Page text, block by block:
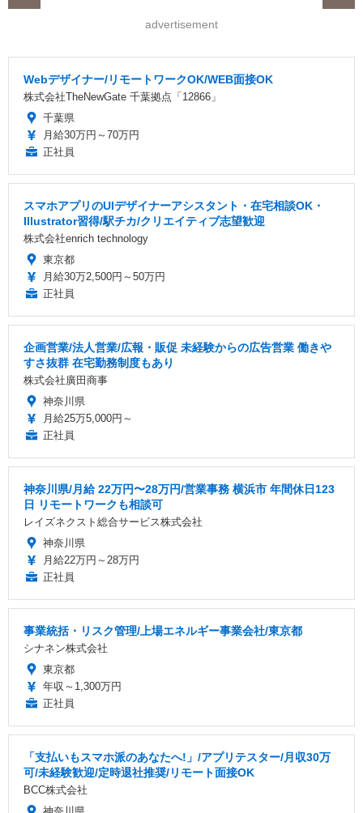
advertisement
Webデザイナー/リモートワークOK/WEB面接OK
株式会社TheNewGate 千葉拠点「12866」
千葉県
月給30万円～70万円
正社員
スマホアプリのUIデザイナーアシスタント・在宅相談OK・
Illustrator習得/駅チカ/クリエイティブ志望歓迎
株式会社enrich technology
東京都
月給30万2,500円～50万円
正社員
企画営業/法人営業/広報・販促 未経験からの広告営業 働きや
すさ抜群 在宅勤務制度もあり
株式会社廣田商事
神奈川県
月給25万5,000円～
正社員
神奈川県/月給 22万円〜28万円/営業事務 横浜市 年間休日123
日 リモートワークも相談可
レイズネクスト総合サービス株式会社
神奈川県
月給22万円～28万円
正社員
事業統括・リスク管理/上場エネルギー事業会社/東京都
シナネン株式会社
東京都
年収～1,300万円
正社員
「支払いもスマホ派のあなたへ!」/アプリテスター/月収30万
可/未経験歓迎/定時退社推奨/リモート面接OK
BCC株式会社